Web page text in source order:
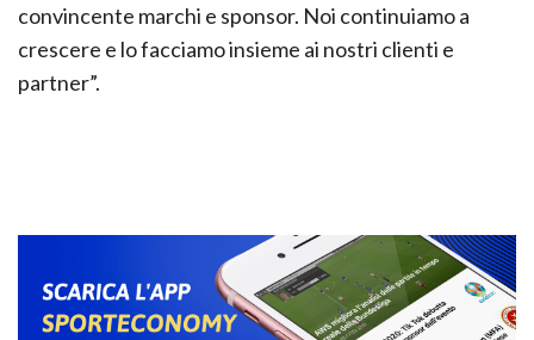
convincente marchi e sponsor. Noi continuiamo a
crescere e lo facciamo insieme ai nostri clienti e
partner”.